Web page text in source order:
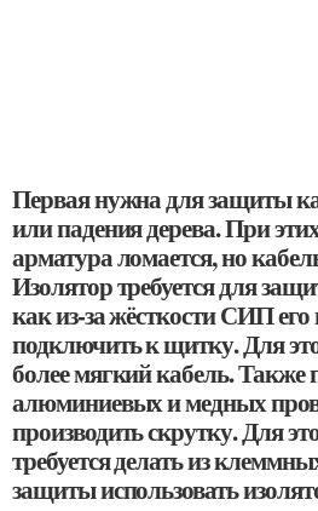
Первая нужна для защиты
или падения дерева. При
арматура ломается, но
Изолятор требуется для
как из-за жёсткости СИП
подключить к щитку. Для
более мягкий кабель. Также
алюминиевых и медных
производить скрутку. Для
требуется делать из
защиты использовать